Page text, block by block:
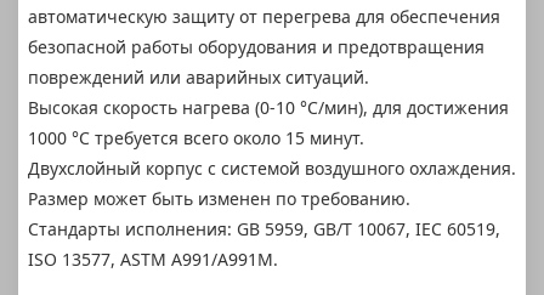
автоматическую защиту от перегрева для обеспечения
безопасной работы оборудования и предотвращения
повреждений или аварийных ситуаций.
Высокая скорость нагрева (0-10 °C/мин), для достижения
1000 °C требуется всего около 15 минут.
Двухслойный корпус с системой воздушного охлаждения.
Размер может быть изменен по требованию.
Стандарты исполнения: GB 5959, GB/T 10067, IEC 60519,
ISO 13577, ASTM A991/A991M.